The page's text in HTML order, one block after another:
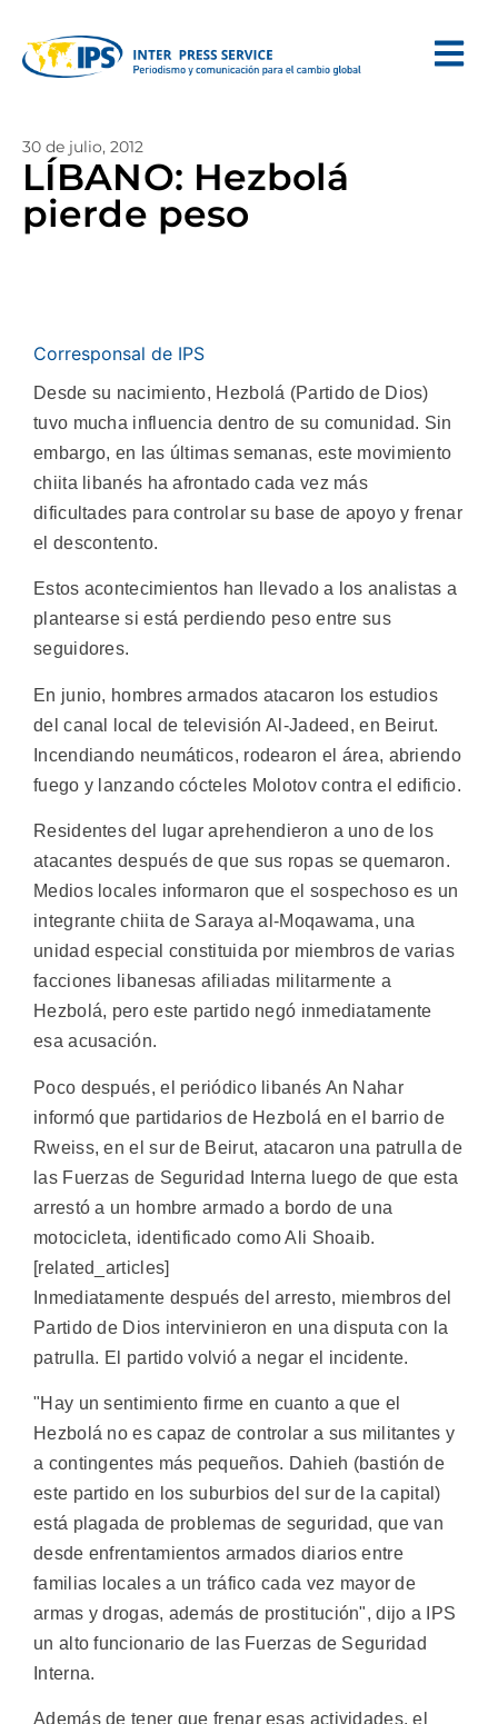
30 de julio, 2012
LÍBANO: Hezbolá
pierde peso
Corresponsal de IPS
Desde su nacimiento, Hezbolá (Partido de Dios)
tuvo mucha influencia dentro de su comunidad. Sin
embargo, en las últimas semanas, este movimiento
chiita libanés ha afrontado cada vez más
dificultades para controlar su base de apoyo y frenar
el descontento.
Estos acontecimientos han llevado a los analistas a
plantearse si está perdiendo peso entre sus
seguidores.
En junio, hombres armados atacaron los estudios
del canal local de televisión Al-Jadeed, en Beirut.
Incendiando neumáticos, rodearon el área, abriendo
fuego y lanzando cócteles Molotov contra el edificio.
Residentes del lugar aprehendieron a uno de los
atacantes después de que sus ropas se quemaron.
Medios locales informaron que el sospechoso es un
integrante chiita de Saraya al-Moqawama, una
unidad especial constituida por miembros de varias
facciones libanesas afiliadas militarmente a
Hezbolá, pero este partido negó inmediatamente
esa acusación.
Poco después, el periódico libanés An Nahar
informó que partidarios de Hezbolá en el barrio de
Rweiss, en el sur de Beirut, atacaron una patrulla de
las Fuerzas de Seguridad Interna luego de que esta
arrestó a un hombre armado a bordo de una
motocicleta, identificado como Ali Shoaib.
[related_articles]
Inmediatamente después del arresto, miembros del
Partido de Dios intervinieron en una disputa con la
patrulla. El partido volvió a negar el incidente.
"Hay un sentimiento firme en cuanto a que el
Hezbolá no es capaz de controlar a sus militantes y
a contingentes más pequeños. Dahieh (bastión de
este partido en los suburbios del sur de la capital)
está plagada de problemas de seguridad, que van
desde enfrentamientos armados diarios entre
familias locales a un tráfico cada vez mayor de
armas y drogas, además de prostitución", dijo a IPS
un alto funcionario de las Fuerzas de Seguridad
Interna.
Además de tener que frenar esas actividades, el